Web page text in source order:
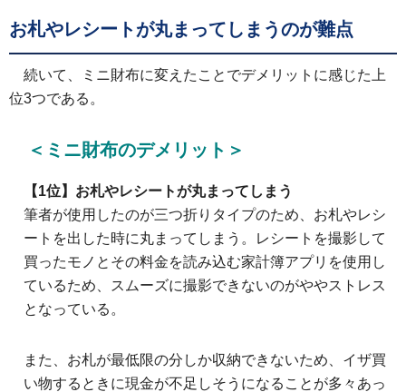
お札やレシートが丸まってしまうのが難点
続いて、ミニ財布に変えたことでデメリットに感じた上
位3つである。
＜ミニ財布のデメリット＞
【1位】お札やレシートが丸まってしまう
筆者が使用したのが三つ折りタイプのため、お札やレシ
ートを出した時に丸まってしまう。レシートを撮影して
買ったモノとその料金を読み込む家計簿アプリを使用し
ているため、スムーズに撮影できないのがややストレス
となっている。
また、お札が最低限の分しか収納できないため、イザ買
い物するときに現金が不足しそうになることが多々あっ